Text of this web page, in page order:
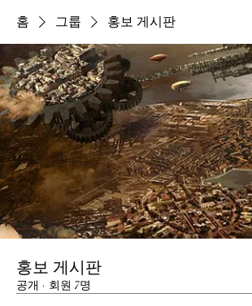
홈 그룹 홍보 게시판
홍보 게시판
공개 · 회원 7명